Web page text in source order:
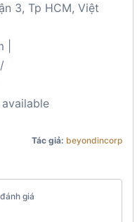
3, Tp HCM, Việt
|
Tác giả: beyondincorp
giá